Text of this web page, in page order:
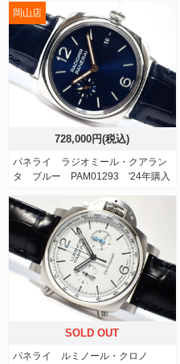
728,000円(税込)
パネライ ラジオミール・クアラン
タ ブルー PAM01293 '24年購入
岡山店
SOLD OUT
パネライ ルミノール・クロノ